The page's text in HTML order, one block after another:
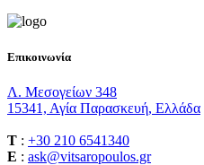
Επικοινωνία
Λ. Μεσογείων 348
15341, Αγία Παρασκευή, Ελλάδα
T : +30 210 6541340
E : ask@vitsaropoulos.gr